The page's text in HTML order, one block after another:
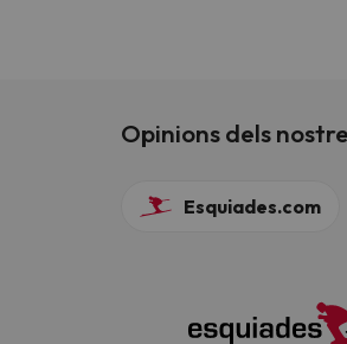
Opinions dels
Esquiades.com